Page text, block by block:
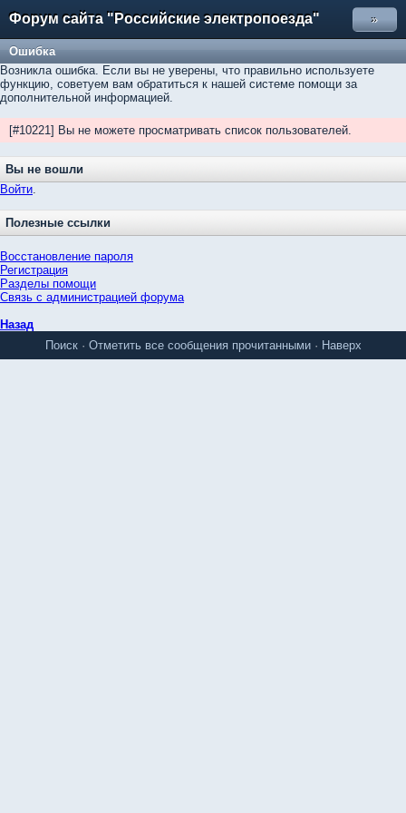
Форум сайта "Российские электропоезда" »
Ошибка
Возникла ошибка. Если вы не уверены, что правильно используете
функцию, советуем вам обратиться к нашей системе помощи за
дополнительной информацией.
[#10221] Вы не можете просматривать список пользователей.
Вы не вошли
Войти.
Полезные ссылки
Восстановление пароля
Регистрация
Разделы помощи
Связь с администрацией форума
Назад
Поиск· Отметить все сообщения прочитанными· Наверх